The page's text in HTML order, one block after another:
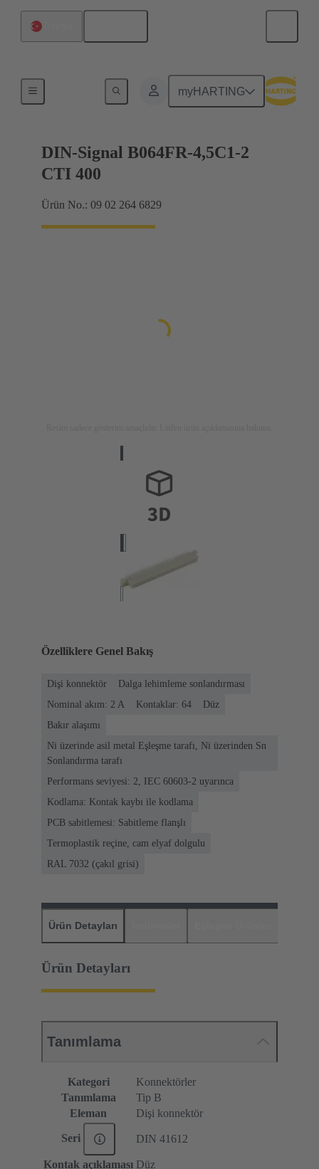
myHARTING
Anakarttan ek karta bağlantı
DIN-Signal B064FR-4,5C1-2
CTI 400
Ürün No.: 09 02 264 6829
Özelliklere Genel Bakış
Dişi konnektör
Dalga lehimleme sonlandırması
Nominal akım: ‌2 A
Kontaklar: 64
Düz
Bakır alaşımı
Ni üzerinde asil metal Eşleşme tarafı, Ni üzerinden Sn
Sonlandırma tarafı
Performans seviyesi: 2, IEC 60603-2 uyarınca
Kodlama: Kontak kaybı ile kodlama
PCB sabitlemesi: Sabitleme flanşlı
Termoplastik reçine, cam elyaf dolgulu
RAL 7032 (çakıl grisi)
Ürün Detayları
Ürün Detayları
Tanımlama
Kategori
Konnektörler
Tanımlama
Tip B
Eleman
Dişi konnektör
Seri DIN 41612
Kontak açıklaması Düz